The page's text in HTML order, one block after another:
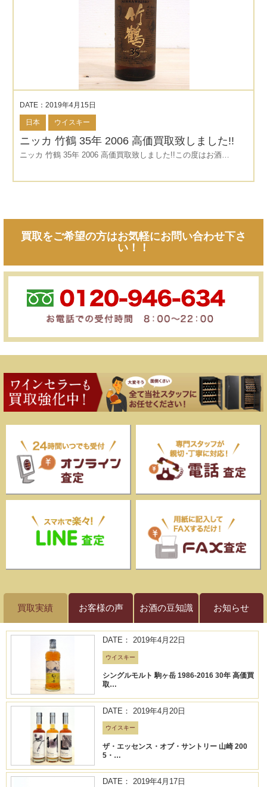
DATE：2019年4月15日
日本 ウイスキー
ニッカ 竹鶴 35年 2006 高価買取致しました!!
ニッカ 竹鶴 35年 2006 高価買取致しました!!この度はお酒…
買取をご希望の方はお気軽にお問い合わせ下さ
い！！
買取実績 お客様の声 お酒の豆知識 お知らせ
DATE： 2019年4月22日
ウイスキー
シングルモルト 駒ヶ岳 1986-2016 30年 高価買
取…
DATE： 2019年4月20日
ウイスキー
ザ・エッセンス・オブ・サントリー 山崎 200
5・…
DATE： 2019年4月17日